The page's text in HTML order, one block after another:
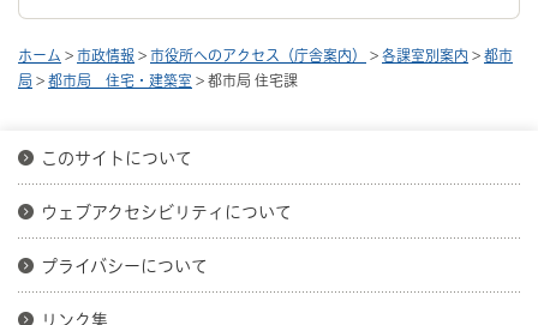
ホーム > 市政情報 > 市役所へのアクセス（庁舎案内） > 各課室別案内 > 都市
局 > 都市局 住宅・建築室 > 都市局 住宅課
このサイトについて
ウェブアクセシビリティについて
プライバシーについて
リンク集